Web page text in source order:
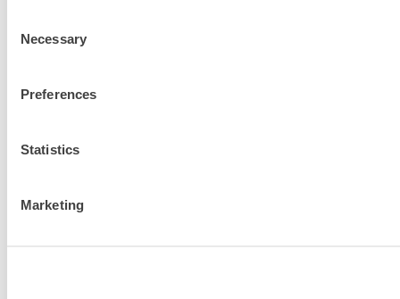
Selection
Necessary
Preferences
Statistics
Marketing